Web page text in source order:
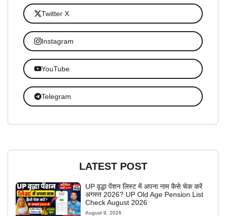
Twitter X
Instagram
YouTube
Telegram
LATEST POST
UP वृद्धा पेंशन लिस्ट में अपना नाम कैसे चेक करें
अगस्त 2026? UP Old Age Pension List
Check August 2026
August 9, 2026